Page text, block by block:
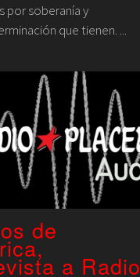
por soberanía y
que tienen. ...
de
a Radio